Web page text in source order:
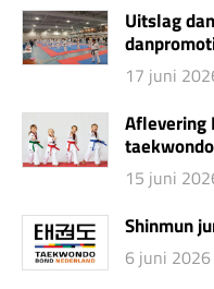
Uitslag
17 juni
Aflevering
taekwondo
15 juni
Shinmun
6 juni 2026